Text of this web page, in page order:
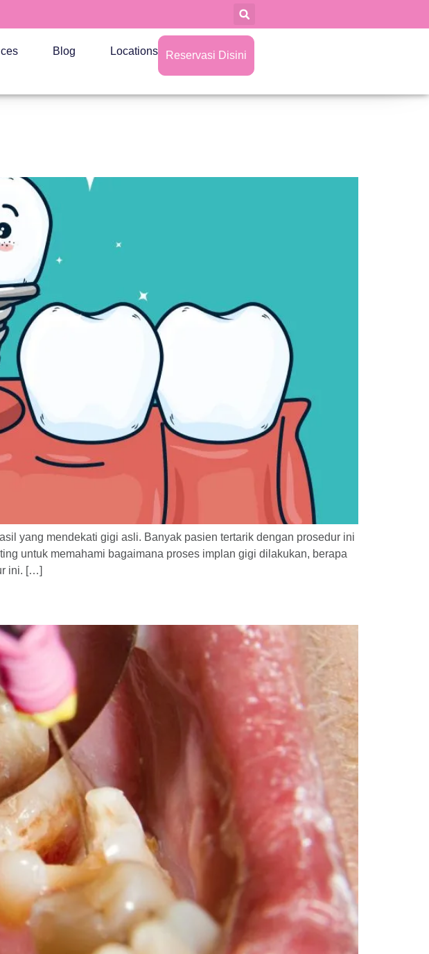
Blog Locations Reservasi Disini
yang mendekati gigi asli. Banyak pasien tertarik dengan prosedur ini
untuk memahami bagaimana proses implan gigi dilakukan, berapa
ini. […]